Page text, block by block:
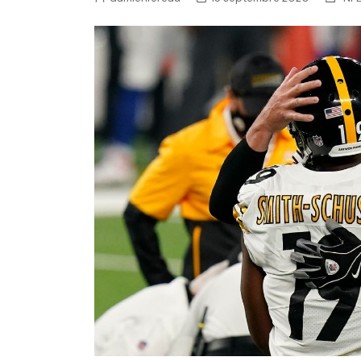
NFL – Power Rankings
Pronostics et paris NFL
Super Bowl LIX
Histoire et Légendes